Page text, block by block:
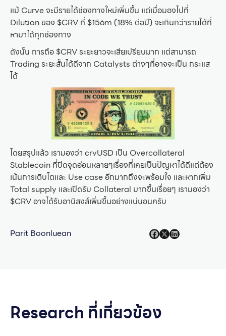
แม้ Curve จะมีรายได้ช่องทางใหม่เพิ่มขึ้น แต่เมื่อมองไปที่
Dilution ของ $CRV ที่ $156m (18% ต่อปี) จะเกินกว่ารายได้ที่
หามาได้ทุกช่องทาง
ดังนั้น การถือ $CRV ระยะยาวจะเสียเปรียบมาก แต่สามารถ
Trading ระยะสั้นได้ดีจาก Catalysts ต่างๆที่อาจจะเป็น กระแส
ได้
โดยสรุปแล้ว เรามองว่า crvUSD เป็น Overcollateral
Stablecoin ที่ปิดจุดอ่อนหลายๆเรื่องที่เคยเป็นปัญหาได้ดีแต่ต้อง
เน้นการเติบโตและ Use case อีกมากถึงจะพร้อมใจ และหากเพิ่ม
Total supply และเปิดรับ Collateral มากขึ้นเรื่อยๆ เรามองว่า
$CRV อาจได้รับอานิสงส์เพิ่มขึ้นอย่างแน่นอนครับ
Parit Boonluean
Research ที่เกี่ยวข้อง